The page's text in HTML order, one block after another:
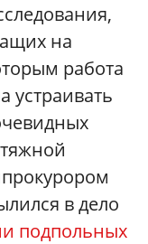
на
работа
устраивать
в дело
подпольных